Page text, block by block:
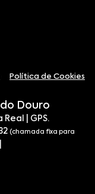
Política de Cookies
Douro
| GPS.
(chamada fixa para